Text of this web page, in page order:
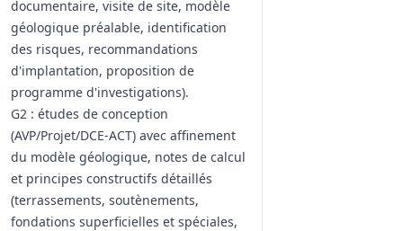
documentaire, visite de site, modèle
géologique préalable, identification
des risques, recommandations
d'implantation, proposition de
programme d'investigations).
G2 : études de conception
(AVP/Projet/DCE‑ACT) avec affinement
du modèle géologique, notes de calcul
et principes constructifs détaillés
(terrassements, soutènements,
fondations superficielles et spéciales,